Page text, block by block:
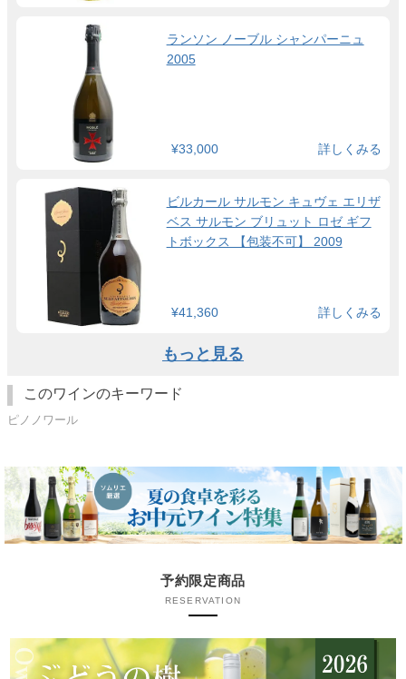
ランソン ノーブル シャンパーニュ
2005
¥33,000 詳しくみる
ビルカール サルモン キュヴェ エリザ
ベス サルモン ブリュット ロゼ ギフ
トボックス 【包装不可】 2009
¥41,360 詳しくみる
もっと見る
このワインのキーワード
ピノノワール
予約限定商品
RESERVATION